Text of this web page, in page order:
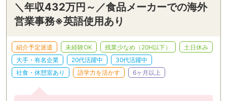
＼年収432万円～／食品メーカーでの海外
営業事務※英語使用あり
紹介予定派遣 未経験OK 残業少なめ（20H以下）
土日休み
大手・有名企業
20代活躍中
30代活躍中
社食・休憩室あり
語学力を活かす 6ヶ月以上